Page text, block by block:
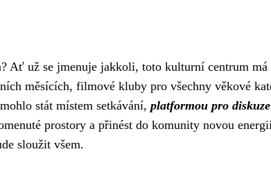
Ať už se jmenuje jakkoli, toto kulturní centrum
měsících, filmové kluby pro všechny věkové
stát místem setkávání, platformou pro diskuze
prostory a přinést do komunity novou
sloužit všem.